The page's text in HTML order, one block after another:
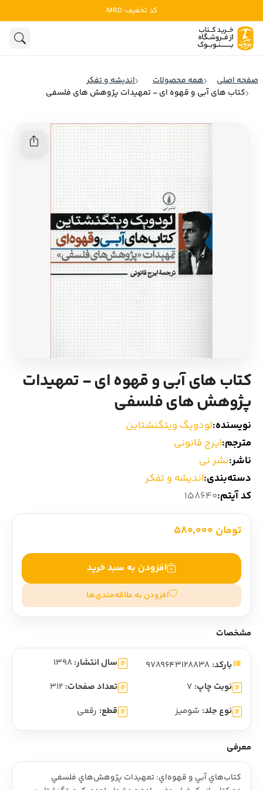
کد تخفیف: MRD
ادبیات
روانشناسی
تاریخ و سیاست
کودک و نوجوان
علوم اجتماعی
ادیان و اساطیر
ادبیات آمریکا
ادبیات فرانسه
ادبیات ایتالیا
ادبیات روسیه
ادبیات آمریکای لاتین
ادبیات آلمان
ادبیات ترکیه
ادبیات آسیا
سایر کشورهای اروپا
داستان کوتاه
شعر و متون کهن
ادبیات
زندگینامه
صفحه اصلی همه محصولات
اندیشه و تفکر
کتاب های آبی و قهوه ای - تمهیدات پژوهش های فلسفی
کتاب های آبی و قهوه ای - تمهیدات
پژوهش های فلسفی
نویسنده:لودویگ ویتگنشتاین
مترجم:ایرج قانونی
ناشر:نشر نی
دسته‌بندی:اندیشه و تفکر
کد آیتم:158640
تومان 580,000
افزودن به سبد خرید
افزودن به علاقه‌مندی‌ها
مشخصات
بارکد: سال انتشار: 1398
نوبت چاپ: 7 تعداد صفحات: 312
نوع جلد: شومیز قطع: رقعی
معرفی
کتاب‌هاي آبي و قهوه‌اي: تمهيدات پژوهش‌هاي فلسفي